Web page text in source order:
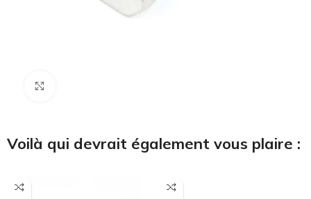
Voilà qui devrait également vous plaire :